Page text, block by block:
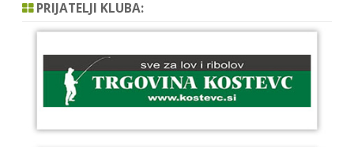
PRIJATELJI KLUBA: